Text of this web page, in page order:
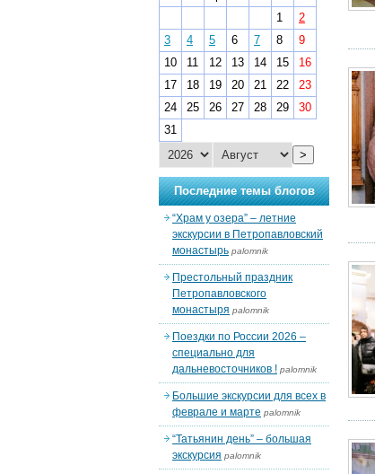
1
2
3
4 5 6 7 8
9
10
11 12 13 14 15
16
17
18 19 20 21 22
23
24
25 26 27 28 29
30
31
>
Последние темы блогов
“Храм у озера” – летние
экскурсии в Петропавловский
монастырь palomnik
Престольный праздник
Петропавловского
монастыря palomnik
Поездки по России 2026 –
специально для
дальневосточников ! palomnik
Большие экскурсии для всех в
феврале и марте palomnik
“Татьянин день” – большая
экскурсия palomnik